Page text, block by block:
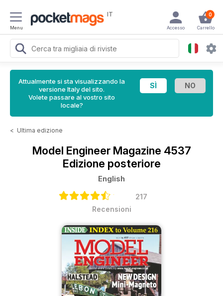
Menu
IT 0
Carrello
Accesso
Attualmente si sta visualizzando la
versione Italy del sito.
Volete passare al vostro sito
locale?
< Ultima edizione
Model Engineer Magazine 4537
Edizione posteriore
English
217
Recensioni